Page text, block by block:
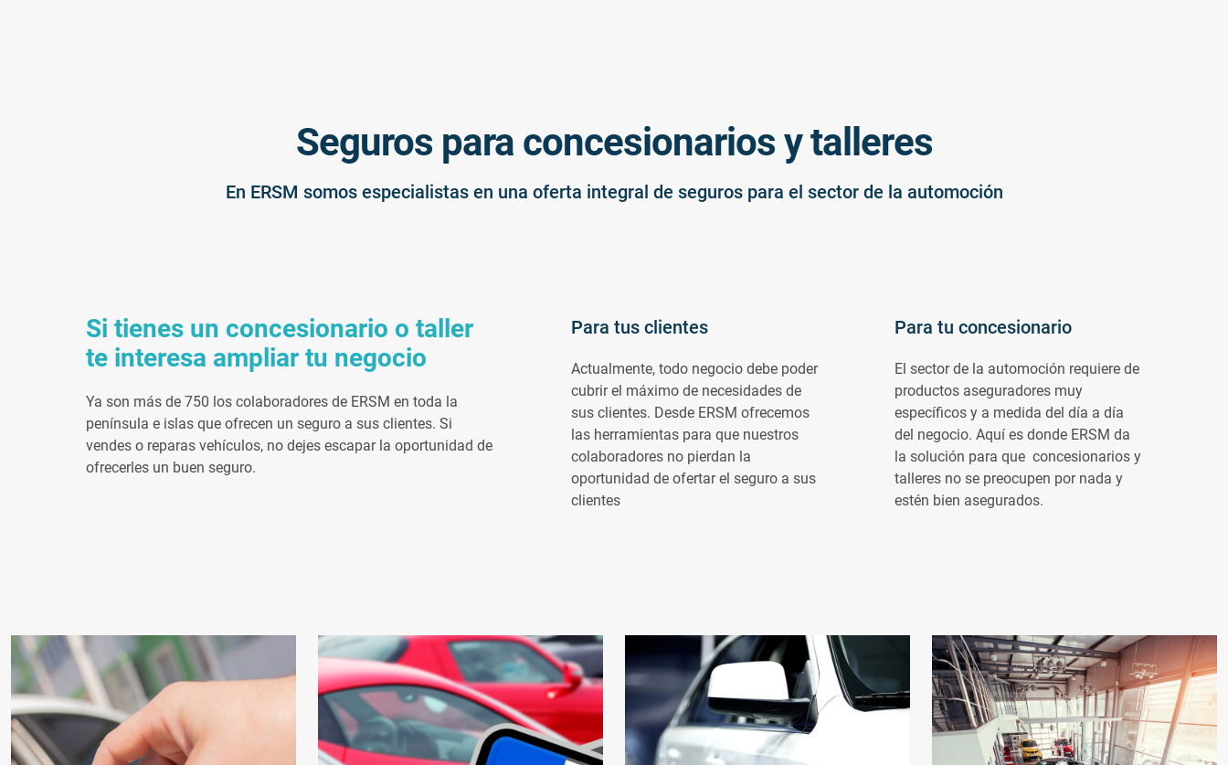
Seguros para concesionarios y talleres
En ERSM somos especialistas en una oferta integral de seguros para el sector de la automoción
Si tienes un concesionario o taller
te interesa ampliar tu negocio
Ya son más de 750 los colaboradores de ERSM en toda la
península e islas que ofrecen un seguro a sus clientes. Si
vendes o reparas vehículos, no dejes escapar la oportunidad de
ofrecerles un buen seguro.
Para tus clientes
Actualmente, todo negocio debe poder
cubrir el máximo de necesidades de
sus clientes. Desde ERSM ofrecemos
las herramientas para que nuestros
colaboradores no pierdan la
oportunidad de ofertar el seguro a sus
clientes
Para tu concesionario
El sector de la automoción requiere de
productos aseguradores muy
específicos y a medida del día a día
del negocio. Aquí es donde ERSM da
la solución para que concesionarios y
talleres no se preocupen por nada y
estén bien asegurados.